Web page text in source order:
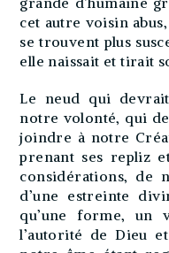
cet autre voisin
se trouvent plus
elle naissait et tirait
Le neud qui
notre volonté, qui
joindre à notre
prenant ses repliz
considérations, de
d’une estreinte
qu’une forme, un
l’autorité de Dieu